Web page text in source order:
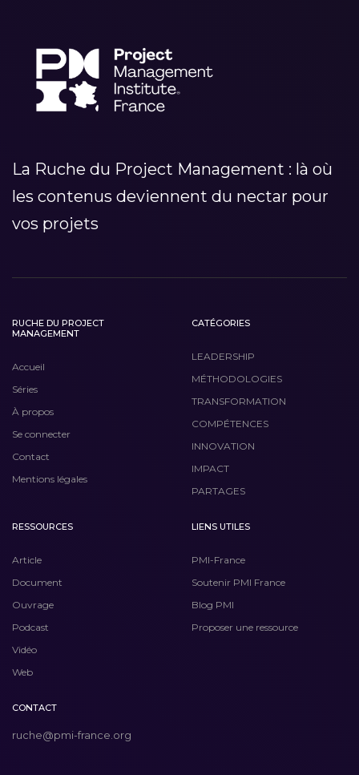
La Ruche du Project Management : là où
les contenus deviennent du nectar pour
vos projets
RUCHE DU PROJECT
MANAGEMENT
Accueil
Séries
À propos
Se connecter
Contact
Mentions légales
CATÉGORIES
LEADERSHIP
MÉTHODOLOGIES
TRANSFORMATION
COMPÉTENCES
INNOVATION
IMPACT
PARTAGES
RESSOURCES
Article
Document
Ouvrage
Podcast
Vidéo
Web
LIENS UTILES
PMI-France
Soutenir PMI France
Blog PMI
Proposer une ressource
CONTACT
ruche@pmi-france.org